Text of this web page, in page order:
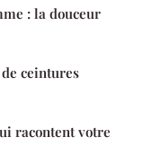
: la douceur
ceintures
racontent votre